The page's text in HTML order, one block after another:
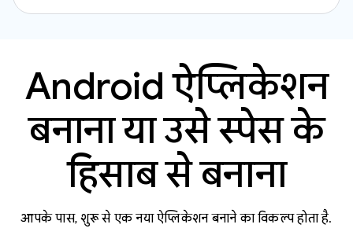
Android ऐप्लिकेशन
बनाना या उसे स्पेस के
हिसाब से बनाना
आपके पास, शुरू से एक नया ऐप्लिकेशन बनाने का विकल्प होता है.